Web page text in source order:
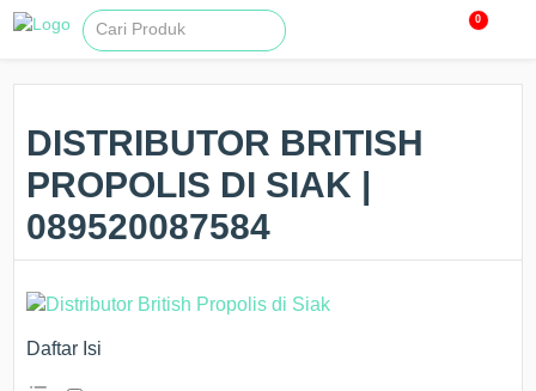
0
DISTRIBUTOR BRITISH
PROPOLIS DI SIAK |
089520087584
Daftar Isi